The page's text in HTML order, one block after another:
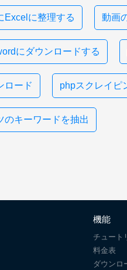
Excelに整理する 動画
にダウンロードする
ロード phpスクレイピ
のキーワードを抽出
機能
チュート
料金表
ダウンロ